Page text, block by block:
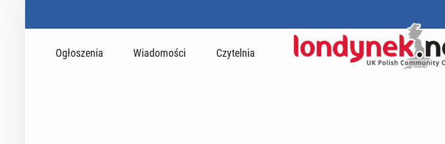
Ogłoszenia Wiadomości Czytelnia